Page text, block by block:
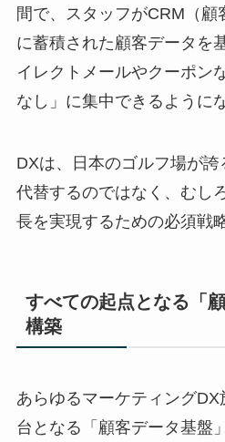
間で、スタッフがCRM（顧
に蓄積された顧客データを
イレクトメールやクーポン
なし」に集中できるように
DXは、日本のゴルフ場が
代替するのではなく、むし
長を実現するための必須戦
すべての起点となる「
構築
あらゆるマーケティング
台となる「顧客データ基盤